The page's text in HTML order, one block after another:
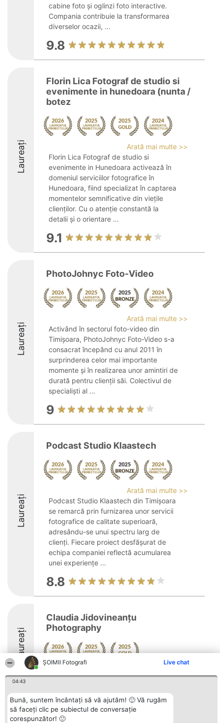
ȘOIMII Fotografi Live chat
04:43
Bună, suntem încântați să vă ajutăm! 🙂 Vă rugăm
să faceți clic pe subiectul de conversație
corespunzător! 🙂
cabine foto și oglinzi foto interactive.
Compania contribuie la transformarea
diverselor ocazii, ...
9.8
Laureați
Florin Lica Fotograf de studio si
evenimente in hunedoara (nunta /
botez
Arată mai multe >>
Florin Lica Fotograf de studio si
evenimente in Hunedoara activează în
domeniul serviciilor fotografice în
Hunedoara, fiind specializat în captarea
momentelor semnificative din viețile
clienților. Cu o atenție constantă la
detalii și o orientare ...
9.1
Laureați
PhotoJohnyc Foto-Video
Arată mai multe >>
Activând în sectorul foto-video din
Timișoara, PhotoJohnyc Foto-Video s-a
consacrat începând cu anul 2011 în
surprinderea celor mai importante
momente și în realizarea unor amintiri de
durată pentru clienții săi. Colectivul de
specialiști al ...
9
Laureați
Podcast Studio Klaastech
Arată mai multe >>
Podcast Studio Klaastech din Timișoara
se remarcă prin furnizarea unor servicii
fotografice de calitate superioară,
adresându-se unui spectru larg de
clienți. Fiecare proiect desfășurat de
echipa companiei reflectă acumularea
unei experiențe ...
8.8
Laureați
Claudia Jidovineanțu
Photography
10
Organizator Ranking
BRIGHT SOLUTIONS BR SRL
Plebiscyt